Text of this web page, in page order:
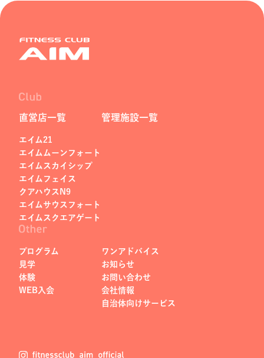
直営店一覧
エイム21
エイムムーンフォート
エイムスカイシップ
エイムフェイス
クアハウスN9
エイムサウスフォート
エイムスクエアゲート
管理施設一覧
プログラム
見学
体験
WEB入会
ワンアドバイス
お知らせ
お問い合わせ
会社情報
自治体向けサービス